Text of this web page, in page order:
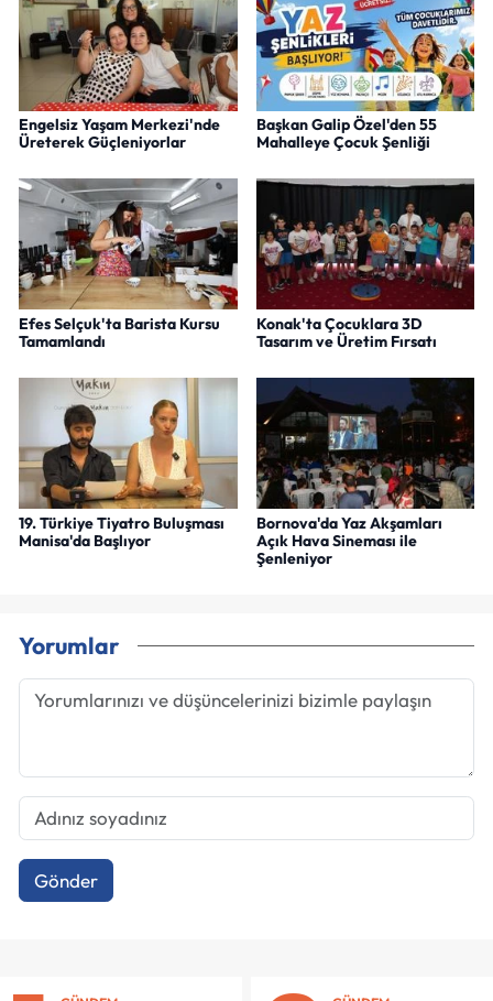
Engelsiz Yaşam Merkezi'nde
Üreterek Güçleniyorlar
Başkan Galip Özel'den 55
Mahalleye Çocuk Şenliği
Efes Selçuk'ta Barista Kursu
Tamamlandı
Konak'ta Çocuklara 3D
Tasarım ve Üretim Fırsatı
19. Türkiye Tiyatro Buluşması
Manisa'da Başlıyor
Bornova'da Yaz Akşamları
Açık Hava Sineması ile
Şenleniyor
Yorumlar
Gönder